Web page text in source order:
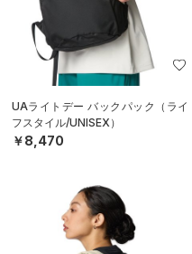
UAライトデー バックパック（ライ
フスタイル/UNISEX）
￥8,470